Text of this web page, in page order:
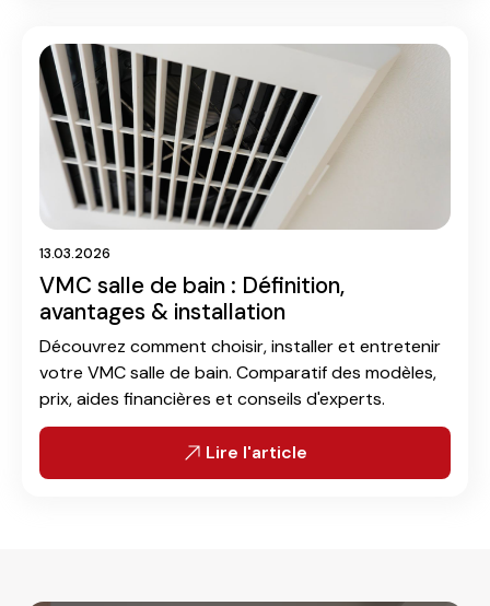
13.03.2026
VMC salle de bain : Définition,
avantages & installation
Découvrez comment choisir, installer et entretenir
votre VMC salle de bain. Comparatif des modèles,
prix, aides financières et conseils d'experts.
Lire l'article